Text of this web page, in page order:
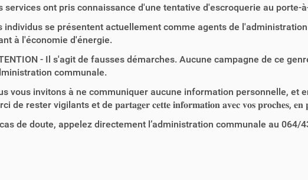
services ont pris connaissance d'une tentative d'escroquerie au porte-
individus se présentent actuellement comme agents de
à l'économie d'énergie.
- Il s'agit de fausses démarches. Aucune campagne de ce
communale.
vous invitons à ne communiquer aucune information personnelle, et
de rester vigilants et de 𝐩𝐚𝐫𝐭𝐚𝐠𝐞𝐫 𝐜𝐞𝐭𝐭𝐞 𝐢𝐧𝐟𝐨𝐫𝐦𝐚𝐭𝐢𝐨𝐧 𝐚𝐯𝐞𝐜 𝐯𝐨𝐬 𝐩𝐫𝐨𝐜𝐡𝐞𝐬, 𝐞𝐧
de doute, appelez directement l’administration communale au 064/